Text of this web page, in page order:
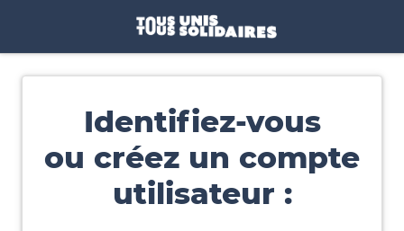
Identifiez-vous
ou créez un compte
utilisateur :